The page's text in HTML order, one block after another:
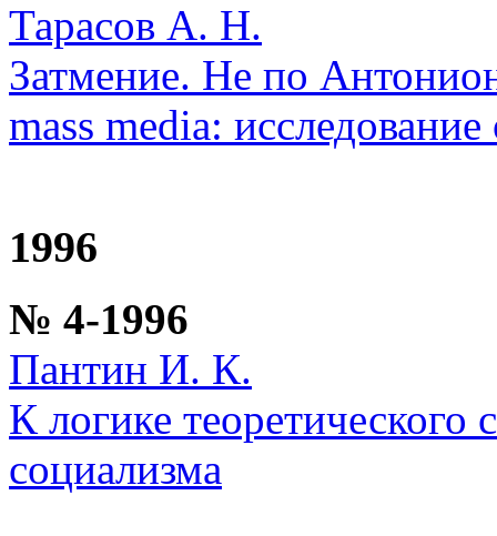
Тарасов А. Н.
Затмение. Не по
mass media:
1996
№ 4-1996
Пантин И. К.
К логике теоретического
социализма